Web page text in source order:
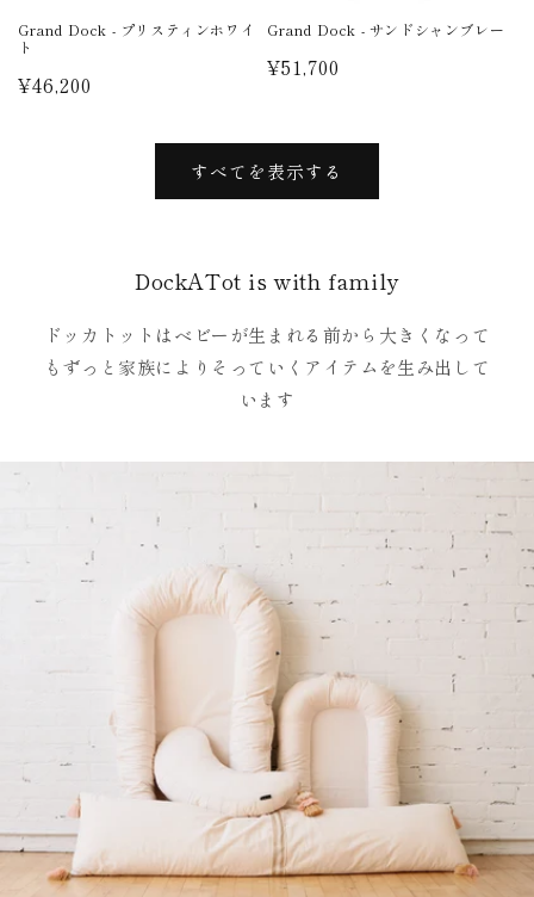
Grand Dock - プリスティンホワイ
ト
通
¥46,200
Grand Dock - サンドシャンブレー
通
格
¥51,700
すべてを表示する
DockATot is with family
ドッカトットはベビーが生まれる前から大きくなって
もずっと家族によりそっていくアイテムを生み出して
います